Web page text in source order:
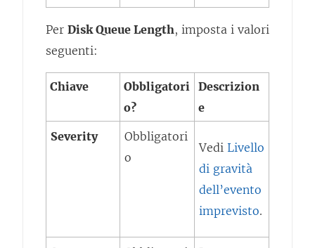
Per Disk Queue Length, imposta i valori
seguenti:
Chiave
Obbligatori
o?
Descrizion
e
Severity
Obbligatori
o
Vedi Livello
di gravità
dell’evento
imprevisto.